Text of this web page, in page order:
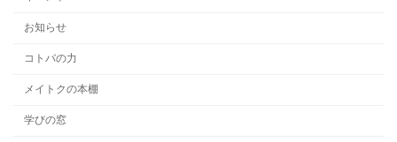
お知らせ
コトバの力
メイトクの本棚
学びの窓